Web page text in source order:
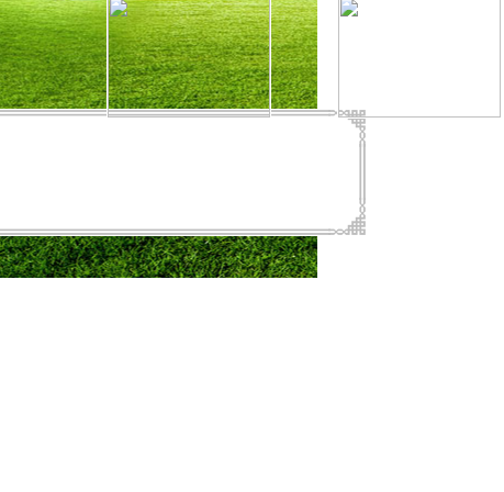
2013    
  